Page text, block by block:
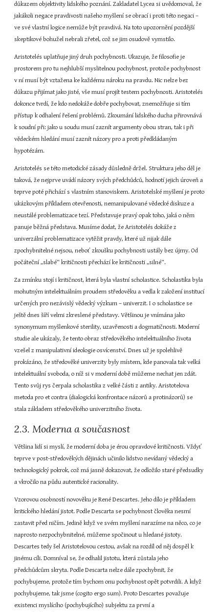
důkazem objektivity lidského poznání. Zakladatel Lycea si uvědomoval, že
jakákoli negace pravdivosti našeho myšlení se obrací i proti této negaci –
ve své vlastní logice nemůže být pravdivá. Na toto upozornění pozdější
skeptikové bohužel nebrali zřetel, což se jim osudově vymstilo.
Aristotelés uplatňuje jiný druh pochybnosti. Ukazuje, že filosofie je
prostorem pro tu nejhlubší myslitelnou pochybnost, protože pochybnost
v ní musí být vztažena ke každému nároku na pravdu. Nic nelze bez
důkazu přijímat jako jisté, vše musí projít testem pochybnosti. Aristotelés
dokonce tvrdí, že kdo nedokáže dobře pochybovat, znemožňuje si tím
přístup k odhalení řešení problémů. Zkoumání lidského ducha přirovnává
k soudní při: jako u soudu musí zaznít argumenty obou stran, tak i při
vědeckém hledání musí zaznít názory pro a proti předkládaným
hypotézám.
Aristotelés se této metodické zásady důsledně držel. Struktura jeho děl je
taková, že nejprve uvádí názory svých předchůdců, hodnotí jejich úroveň a
teprve poté přichází s vlastním stanoviskem. Aristotelské myšlení je proto
ukázkovým příkladem otevřenosti, nemanipulované vědecké diskuze a
neustálé problematizace tezí. Představuje pravý opak toho, jaká o něm
panuje běžná představa. Musíme dodat, že Aristotelés dokáže z
univerzální problematizace vytěžit pravdy, které už nijak dále
zpochybnitelné nejsou, neboť zkoušku pochybnosti ustály bez újmy. Od
počáteční „slabé“ kritičnosti přechází ke kritičnosti „silné“.
Za zmínku stojí i kritičnost, která byla vlastní scholastice. Scholastika byla
mohutným intelektuálním proudem středověku a vedla k založení institucí
určených pro nezávislý vědecký výzkum – univerzit. I o scholastice se
ještě dnes šíří velmi zkreslené představy. Většinou je vnímána jako
synonymum myšlenkové sterility, uzavřenosti a dogmatičnosti. Moderní
studie ale ukázaly, že tento obraz středověkého intelektuálního života
vzešel z manipulativní ideologie osvícenství. Dnes už je spolehlivě
prokázáno, že středověké univerzity byly místem, kde panovala tak velká
intelektuální svoboda, o níž si v moderní době můžeme nechat jen zdát.
Tento svůj rys čerpala scholastika z velké části z antiky. Aristotelova
metoda pro et contra (dialogická konfrontace názorů a protinázorů) se
stala základem středověkého univerzitního života.
2.3. Moderna a současnost
Většina lidí si myslí, že moderní doba je érou opravdové kritičnosti. Vždyť
teprve v post-středověkých dějinách učinilo lidstvo nevídaný vědecký a
technologický pokrok, což má jasně dokazovat, že odložilo staré předsudky
a vkročilo na půdu autentické racionality.
Vzorovou osobností novověku je René Descartes. Jeho dílo je příkladem
kritického hledání jistot. Podle Descarta se pochybnost člověka nesmí
zastavit před ničím. Jedině když ve svém myšlení narazíme na něco, co je
naprosto nezpochybnitelné, můžeme spočinout u hledané jistoty.
Descartes tedy šel Aristotelovou cestou, avšak na rozdíl od něj dospěl k
jinému cíli. Domníval se, že odhalil jistotu, která zůstala jeho
předchůdcům skryta. Podle Descarta nelze dále zpochybnit, že
pochybujeme, protože tím bychom onu pochybnost opět potvrdili. A když
pochybujeme, tak jsme (cogito ergo sum). Proto Descartes považuje
existenci myslícího (pochybujícího) subjektu za první a